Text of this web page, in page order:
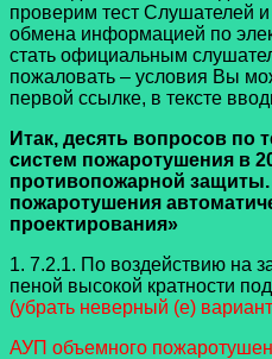
проверим тест Слушателей
обмена информацией по
стать официальным
пожаловать – условия Вы
первой ссылке, в тексте
Итак, десять вопросов по
систем пожаротушения в
противопожарной защиты.
пожаротушения
проектирования»
1. 7.2.1. По воздействию на
пеной высокой кратности
(убрать неверный (е)
АУП объемного